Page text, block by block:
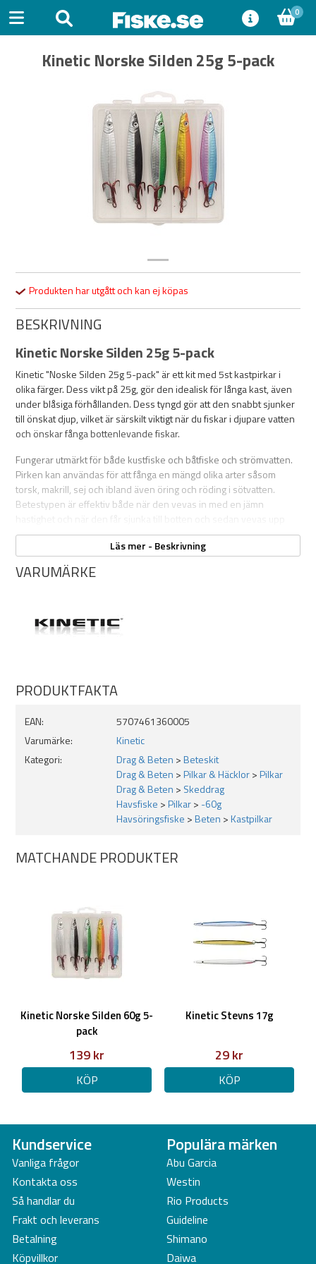
0
Kinetic Norske Silden 25g 5-pack
Produkten har utgått och kan ej köpas
BESKRIVNING
Kinetic Norske Silden 25g 5-pack
Kinetic "Noske Silden 25g 5-pack" är ett kit med 5st kastpirkar i
olika färger. Dess vikt på 25g, gör den idealisk för långa kast, även
under blåsiga förhållanden. Dess tyngd gör att den snabbt sjunker
till önskat djup, vilket är särskilt viktigt när du fiskar i djupare vatten
och önskar fånga bottenlevande fiskar.
Fungerar utmärkt för både kustfiske och båtfiske och strömvatten.
Pirken kan användas för att fånga en mängd olika arter såsom
torsk, makrill, sej och ibland även öring och röding i sötvatten.
Betestypen är effektiv både när den vevas in med en jämn
med varierande tempo och ryck, vilket imiterar en skadad fisk och
lockar rovfiskarna till hugg.
Egenskaper:
5-pack
Vikt: 25g
Läs mer - Beskrivning
VARUMÄRKE
PRODUKTFAKTA
EAN:
5707461360005
Varumärke:
Kinetic
Kategori:
Drag & Beten >Beteskit
Drag & Beten >Pilkar & Häcklor>Pilkar
Drag & Beten > Skeddrag
Havsfiske >Pilkar> -60g
Havsöringsfiske >Beten >Kastpilkar
MATCHANDE PRODUKTER
Kinetic Norske Silden 60g 5-
pack
139 kr
KÖP
Kinetic Stevns 17g
29 kr
KÖP
Kundservice
Vanliga frågor
Kontakta oss
Så handlar du
Frakt och leverans
Betalning
Köpvillkor
Populära märken
Abu Garcia
Westin
Rio Products
Guideline
Shimano
Daiwa